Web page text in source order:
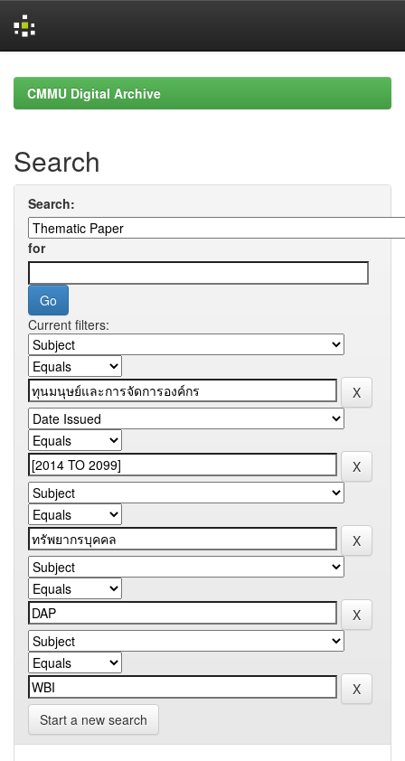
navigationCMMU Digital Archive
Search
Search:
for
Current filters:
Start a new search